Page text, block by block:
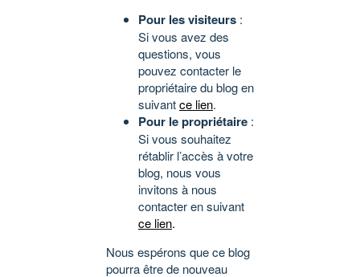
Pour les visiteurs :
Si vous avez des
questions, vous
pouvez contacter le
propriétaire du blog en
suivantce lien.
Pour le propriétaire :
Si vous souhaitez
rétablir l’accès à votre
blog, nous vous
invitons à nous
contacter en suivant
ce lien.
Nous espérons que ce blog
pourra être de nouveau